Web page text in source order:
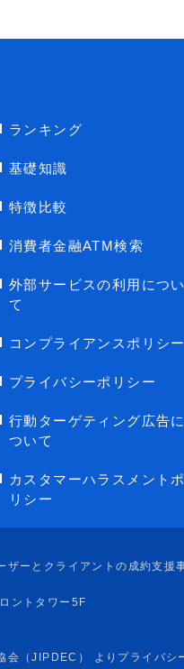
ランキング
基礎知識
特徴比較
消費者金融ATM検索
外部サービスの利用につい
て
コンプライアンスポリシー
プライバシーポリシー
行動ターゲティング広告に
ついて
カスタマーハラスメントポ
リシー